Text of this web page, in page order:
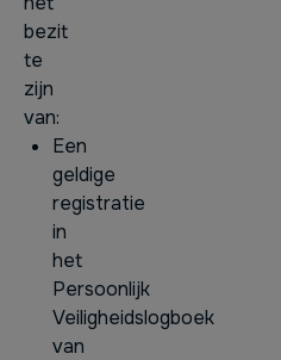
bezit
te
zijn
van:
Een
geldige
registratie
in
het
Persoonlijk
Veiligheidslogboek
van